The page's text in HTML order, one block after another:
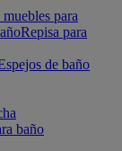
para
Repisa para
de baño
baño